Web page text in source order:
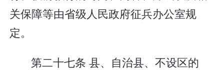
关保障等由省级人民政府征兵办公室规
定。
第二十七条 县、自治县、不设区的